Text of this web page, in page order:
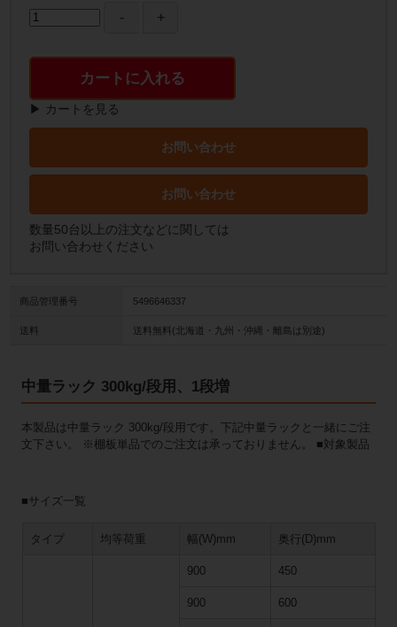
カートに入れる
▶ カートを見る
お問い合わせ
お問い合わせ
数量50台以上の注文などに関しては
お問い合わせください
商品管理番号 5496646337
送料 送料無料(北海道・九州・沖縄・離島は別途)
中量ラック 300kg/段用、1段増
本製品は中量ラック 300kg/段用です。下記中量ラックと一緒にご注
文下さい。 ※棚板単品でのご注文は承っておりません。 ■対象製品
■サイズ一覧
タイプ 均等荷重 幅(W)mm 奥行(D)mm
900 450
900 600